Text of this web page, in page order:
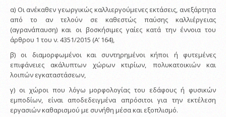
α) Οι ανέκαθεν γεωργικώς καλλιεργούμενες εκτάσεις, ανεξάρτητα
από το αν τελούν σε καθεστώς παύσης καλλιέργειας
(αγρανάπαυση) και οι βοσκήσιμες γαίες κατά την έννοια του
άρθρου 1 του ν. 4351/2015 (Α’ 164),
β) οι διαμορφωμένοι και συντηρημένοι κήποι ή φυτεμένες
επιφάνειες ακάλυπτων χώρων κτιρίων, πολυκατοικιών και
λοιπών εγκαταστάσεων,
γ) οι χώροι που λόγω μορφολογίας του εδάφους ή φυσικών
εμποδίων, είναι αποδεδειγμένα απρόσιτοι για την εκτέλεση
εργασιών καθαρισμού με συνήθη μέσα και εξοπλισμό.